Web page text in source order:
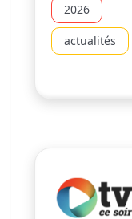
2026
actualités